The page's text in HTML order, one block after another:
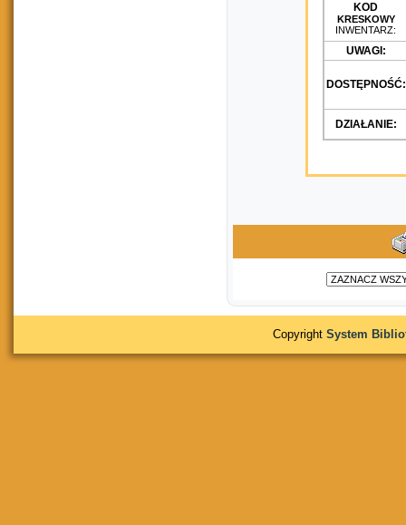
KOD
KRESKOWY
INWENTARZ:
UWAGI:
DOSTĘPNOŚĆ:
DZIAŁANIE:
Copyright System